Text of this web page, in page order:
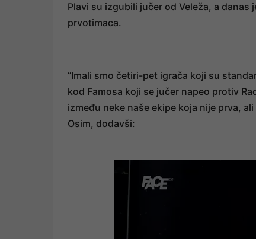
Plavi su izgubili jučer od Veleža, a
prvotimaca.
“Imali smo četiri-pet igrača koji su
kod Famosa koji se jučer napeo protiv
između neke naše ekipe koja nije prva,
Osim, dodavši: